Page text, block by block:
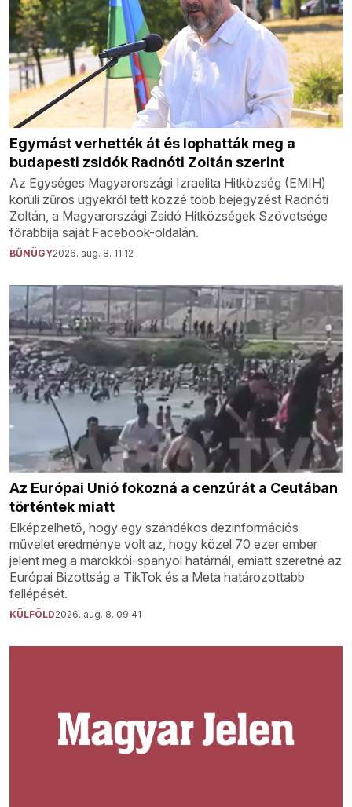
Egymást verhették át és lophatták meg a
budapesti zsidók Radnóti Zoltán szerint
Az Egységes Magyarországi Izraelita Hitközség (EMIH)
körüli zűrös ügyekről tett közzé több bejegyzést Radnóti
Zoltán, a Magyarországi Zsidó Hitközségek Szövetsége
főrabbija saját Facebook-oldalán.
BŰNÜGY2026. aug. 8. 11:12
Az Európai Unió fokozná a cenzúrát a Ceutában
történtek miatt
Elképzelhető, hogy egy szándékos dezinformációs
művelet eredménye volt az, hogy közel 70 ezer ember
jelent meg a marokkói-spanyol határnál, emiatt szeretné az
Európai Bizottság a TikTok és a Meta határozottabb
fellépését.
KÜLFÖLD2026. aug. 8. 09:41